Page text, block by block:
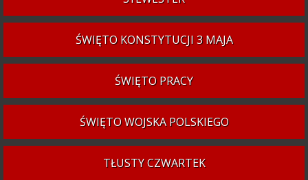
ŚWIĘTO KONSTYTUCJI 3 MAJA
ŚWIĘTO PRACY
ŚWIĘTO WOJSKA POLSKIEGO
TŁUSTY CZWARTEK